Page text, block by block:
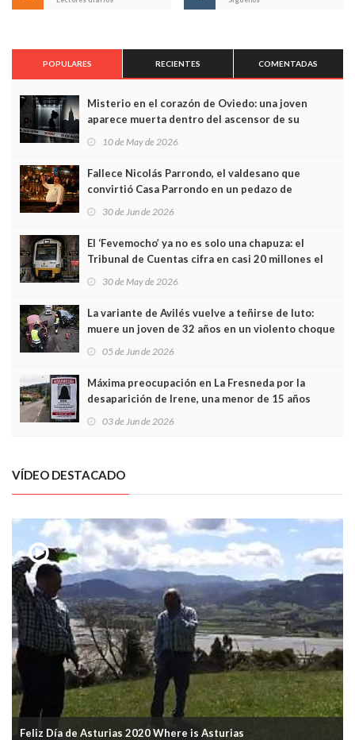
POPULARES RECIENTES COMENTADAS
Misterio en el corazón de Oviedo: una joven
aparece muerta dentro del ascensor de su
10 de May de 2026
Fallece Nicolás Parrondo, el valdesano que
convirtió Casa Parrondo en un pedazo de
30 de Jun de 2026
El ‘Fevemocho’ ya no es solo una chapuza: el
Tribunal de Cuentas cifra en casi 20 millones el
30 de May de 2026
La variante de Avilés vuelve a teñirse de luto:
muere un joven de 32 años en un violento choque
05 de Jun de 2026
Máxima preocupación en La Fresneda por la
desaparición de Irene, una menor de 15 años
03 de Jun de 2026
VÍDEO DESTACADO
Feliz Día de Asturias 2020 Where is Asturias